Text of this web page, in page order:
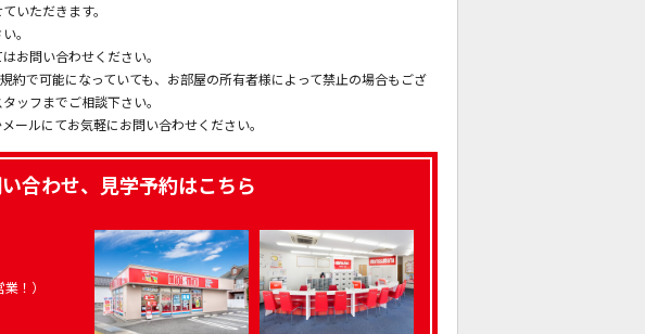
いただきます。
。
お問い合わせください。
で可能になっていても、お部屋の所有者様によって禁止の場合もござ
ッフまでご相談下さい。
ルにてお気軽にお問い合わせください。
合わせ、見学予約はこちら
！）